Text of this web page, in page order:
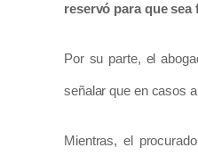
reservó para que
Por su parte, el
señalar que en casos
Mientras, el